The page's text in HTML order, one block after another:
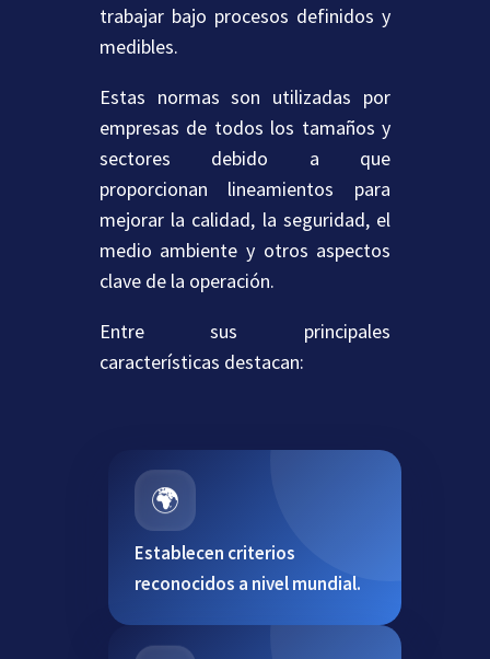
trabajar bajo procesos definidos y
medibles.
Estas normas son utilizadas por
empresas de todos los tamaños y
sectores debido a que
proporcionan lineamientos para
mejorar la calidad, la seguridad, el
medio ambiente y otros aspectos
clave de la operación.
Entre sus principales
características destacan:
🌍
Establecen criterios
reconocidos a nivel mundial.